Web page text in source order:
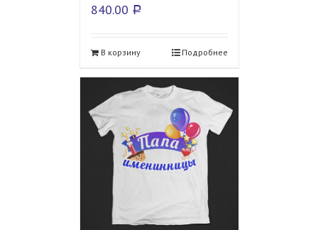
840.00 Р
В корзину Подробнее